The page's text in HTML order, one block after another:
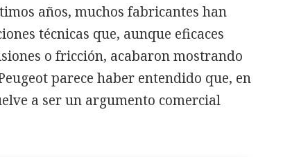
años, muchos fabricantes han
técnicas que, aunque eficaces
o fricción, acabaron mostrando
parece haber entendido que, en
a ser un argumento comercial